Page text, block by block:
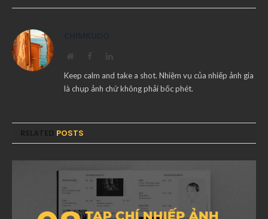
Keep calm and take a shot. Nhiệm vụ của nhiếp ảnh gia
là chụp ảnh chứ không phải bốc phét.
POSTS